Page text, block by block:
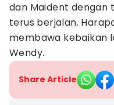
dan Maident dengan
terus berjalan.
membawa kebaikan
Wendy.
Share Article